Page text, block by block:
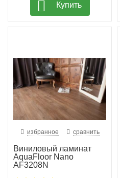
Купить
избранное сравнить
Виниловый ламинат
AquaFloor Nano
AF3208N